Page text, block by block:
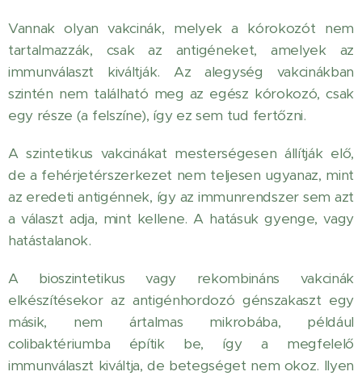
Vannak olyan vakcinák, melyek a kórokozót nem
tartalmazzák, csak az antigéneket, amelyek az
immunválaszt kiváltják. Az alegység vakcinákban
szintén nem található meg az egész kórokozó, csak
egy része (a felszíne), így ez sem tud fertőzni.
A szintetikus vakcinákat mesterségesen állítják elő,
de a fehérjetérszerkezet nem teljesen ugyanaz, mint
az eredeti antigénnek, így az immunrendszer sem azt
a választ adja, mint kellene. A hatásuk gyenge, vagy
hatástalanok.
A bioszintetikus vagy rekombináns vakcinák
elkészítésekor az antigénhordozó génszakaszt egy
másik, nem ártalmas mikrobába, például
colibaktériumba építik be, így a megfelelő
immunválaszt kiváltja, de betegséget nem okoz. Ilyen